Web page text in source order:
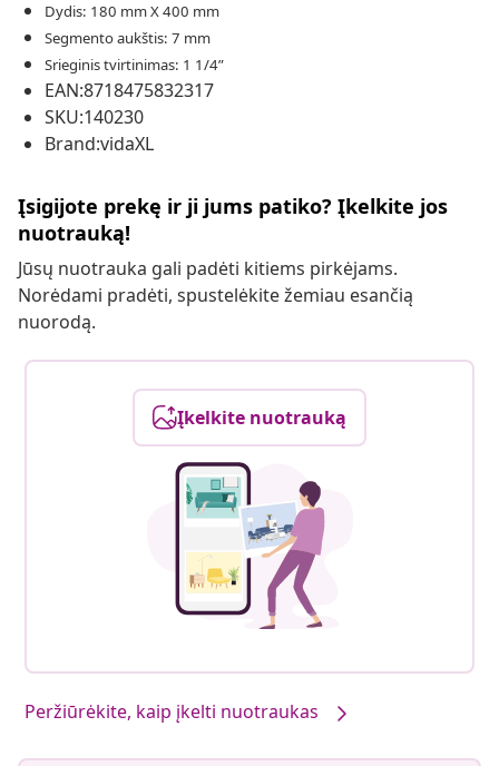
Dydis: 180 mm X 400 mm
Segmento aukštis: 7 mm
Srieginis tvirtinimas: 1 1/4”
EAN:8718475832317
SKU:140230
Brand:vidaXL
Įsigijote prekę ir ji jums patiko? Įkelkite jos
nuotrauką!
Jūsų nuotrauka gali padėti kitiems pirkėjams.
Norėdami pradėti, spustelėkite žemiau esančią
nuorodą.
Įkelkite nuotrauką
Peržiūrėkite, kaip įkelti nuotraukas